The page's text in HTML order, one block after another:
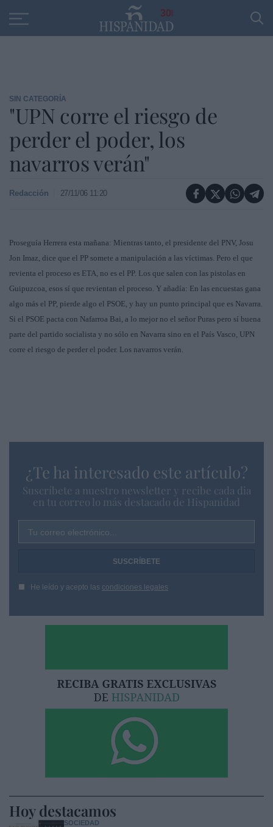
30
SIN CATEGORÍA
"UPN corre el riesgo de
perder el poder, los
navarros verán"
Redacción 27/11/06 11:20
Proseguía Herrera esta mañana: Mientras tanto, el presidente del PNV, Josu
Jon Imaz, dice que el PP somete a manipulación a las víctimas. Pero el que
revienta el proceso es ETA, no es el PP. Los que salen con las pistolas en
Guipuzcoa, esos sí que revientan el proceso. Y añadía: En las encuestas gana
algo más el PP, pierde algo el PSOE, y hay un punto principal que es Navarra.
Si el PSOE pacta con Nafarroa Bai, a lo mejor no el señor Puras pero sí buena
parte del partido socialista y no sólo en Navarra sino en el País Vasco, UPN
corre el riesgo de perder el poder. Los navarros verán.
¿Te ha interesado este artículo?
Suscríbete a nuestro newsletter y recibe cada dia
en tu correo lo más destacado de Hispanidad
Tu correo electrónico...
He leído y acepto las condiciones legales
Hoy destacamos
SOCIEDAD